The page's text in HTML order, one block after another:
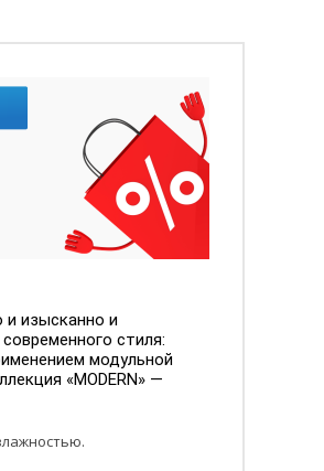
и изысканно и
стиля:
модульной
«MODERN» —